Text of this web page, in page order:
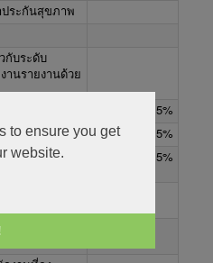
to ensure you get
website.
ประกันสุขภาพ
กับระดับ
นรายงานด้วย
62.5%
62.5%
าป่วยโดย
62.5%
องจากโรค